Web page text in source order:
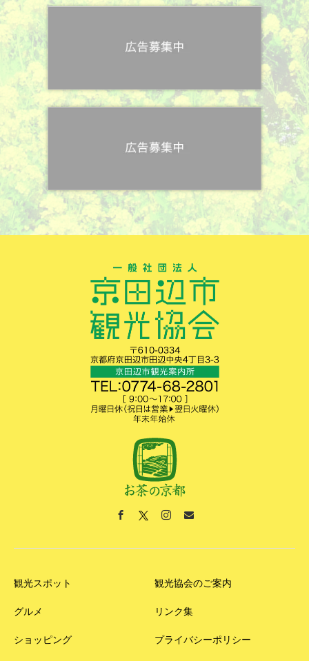
観光スポット
グルメ
ショッピング
観光協会のご案内
リンク集
プライバシーポリシー